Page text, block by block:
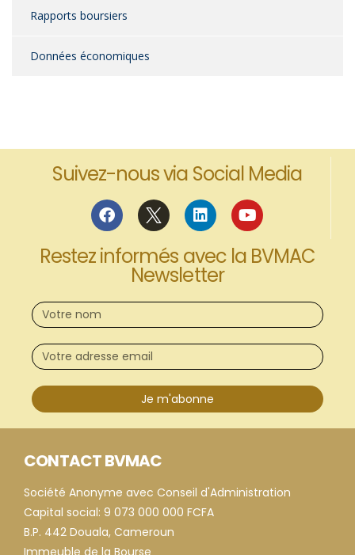
Rapports boursiers
Données économiques
Suivez-nous via Social Media
Restez informés avec la BVMAC
Newsletter
Je m'abonne
CONTACT BVMAC
Société Anonyme avec Conseil d'Administration
Capital social: 9 073 000 000 FCFA
B.P. 442 Douala, Cameroun
Immeuble de la Bourse